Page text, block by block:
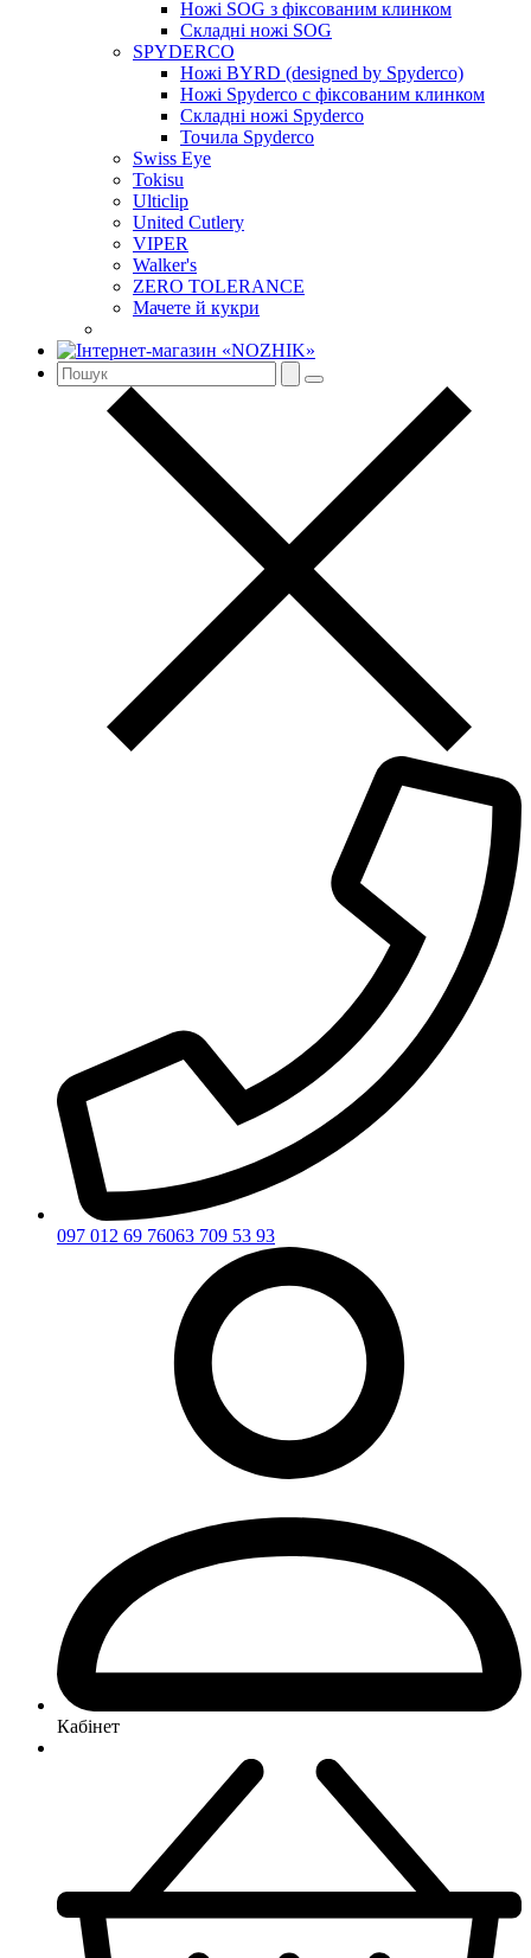
Ножі SOG з фіксованим клинком
Складні ножі SOG
SPYDERCO
Ножі BYRD (designed by Spyderco)
Ножі Spyderco c фіксованим клинком
Складні ножі Spyderco
Точила Spyderco
Swiss Eye
Tokisu
Ulticlip
United Cutlery
VIPER
Walker's
ZERO TOLERANCE
Мачете й кукри
097 012 69 76063 709 53 93
Кабінет